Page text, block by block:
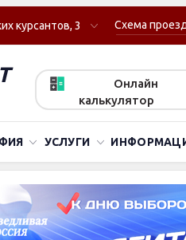
курсантов, 3 Схема
Онлайн
калькулятор
УСЛУГИ